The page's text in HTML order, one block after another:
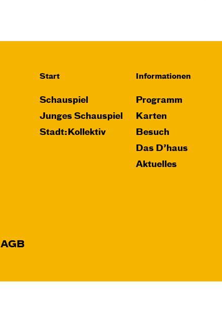
Start
Schauspiel
Junges Schauspiel
Stadt:Kollektiv
Informationen
Programm
Karten
Besuch
Das D’haus
Aktuelles
AGB